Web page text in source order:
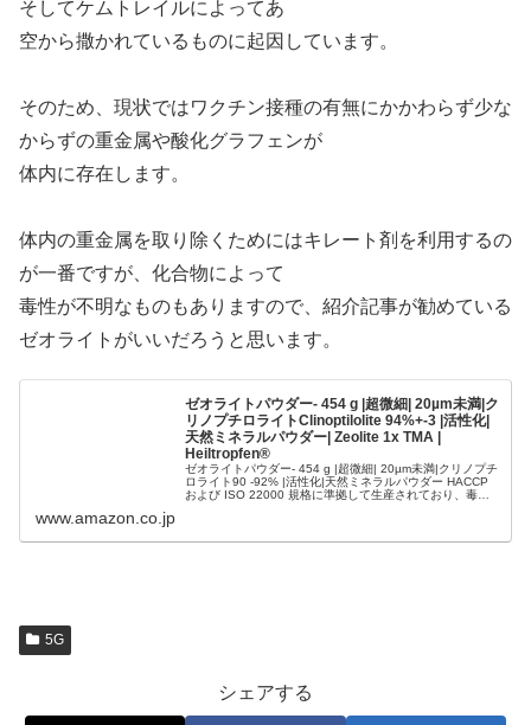
そしてケムトレイルによってあ
空から撒かれているものに起因しています。
そのため、現状ではワクチン接種の有無にかかわらず少な
からずの重金属や酸化グラフェンが
体内に存在します。
体内の重金属を取り除くためにはキレート剤を利用するの
が一番ですが、化合物によって
毒性が不明なものもありますので、紹介記事が勧めている
ゼオライトがいいだろうと思います。
ゼオライトパウダー- 454 g |超微細| 20µm未満|ク
リノプチロライトClinoptilolite 94%+-3 |活性化|
天然ミネラルパウダー| Zeolite 1x TMA |
Heiltropfen®
ゼオライトパウダー- 454 g |超微細| 20µm未満|クリノプチ
ロライト90 -92% |活性化|天然ミネラルパウダー HACCP
および ISO 22000 規格に準拠して生産されており、毒素
www.amazon.co.jp
5G
シェアする